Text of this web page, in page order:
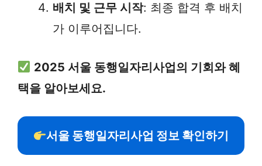
배치 및 근무 시작: 최종 합격 후 배치
가 이루어집니다.
2025 서울 동행일자리사업의 기회와 혜
택을 알아보세요.
서울 동행일자리사업 정보 확인하기